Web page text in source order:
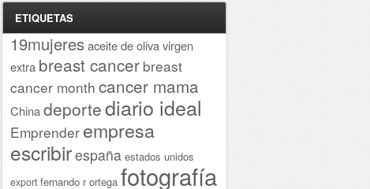
ETIQUETAS
19mujeresaceite de oliva virgen
extra breast cancer breast
cancer month cancer mama
Chinadeportediario ideal
Emprender empresa
escribirespaña estados unidos
export fernando r ortega fotografía